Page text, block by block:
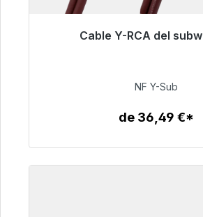
Cable Y-RCA del
Listo para envío inmediato,
50,99 €
NF Y-Sub
de 36,49 €*